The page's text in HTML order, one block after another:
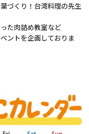
づくり！台湾料理の先生
た肉詰め教室など
ントを企画しておりま